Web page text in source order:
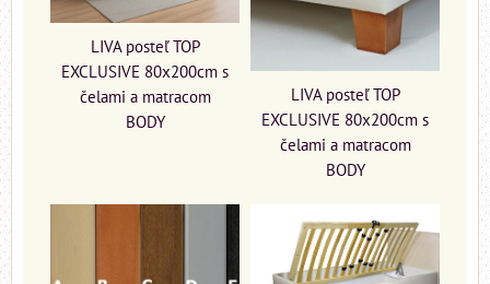
LIVA posteľ TOP
EXCLUSIVE 80x200cm s
čelami a matracom
BODY
LIVA posteľ TOP
EXCLUSIVE 80x200cm s
čelami a matracom
BODY